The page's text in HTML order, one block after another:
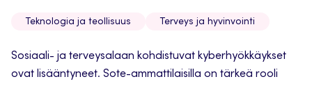
Teknologia ja teollisuus Terveys ja hyvinvointi
Sosiaali- ja terveysalaan kohdistuvat kyberhyökkäykset
ovat lisääntyneet. Sote-ammattilaisilla on tärkeä rooli